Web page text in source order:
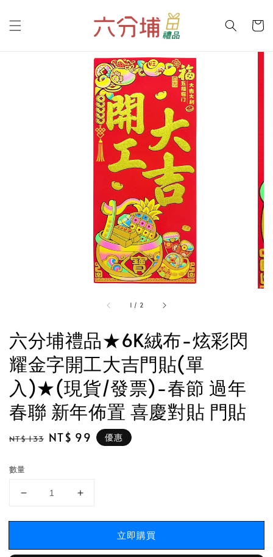
1 / 2
六分埔禮品★6K絨布-炫彩閃
耀金字開工大吉門貼(單
入)★(現貨/發票)-春節 過年
春聯 新年佈置 喜慶對貼 門貼
Regular
NT$ 133 Sale
NT$ 99 優惠
數量
立即購買